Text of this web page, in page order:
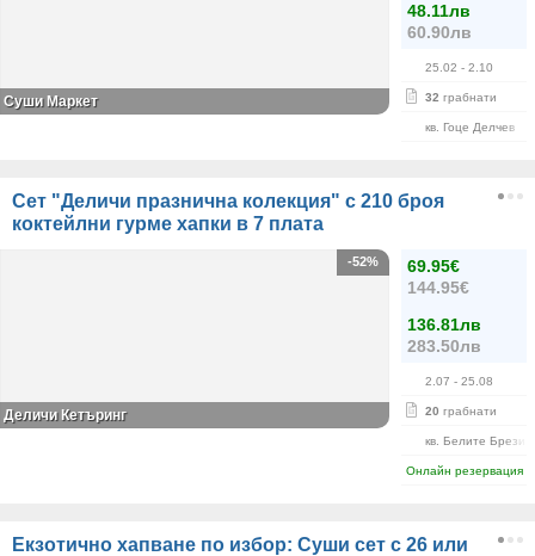
48.11лв
60.90лв
25.02 - 2.10
32 грабнати
кв. Гоце Делчев
Суши Маркет
Сет "Деличи празнична колекция" с 210 броя
коктейлни гурме хапки в 7 плата
69.95€
144.95€
136.81лв
283.50лв
2.07 - 25.08
20 грабнати
кв. Белите Брези
Онлайн резервация
-52%
Деличи Кетъринг
Екзотично хапване по избор: Суши сет с 26 или